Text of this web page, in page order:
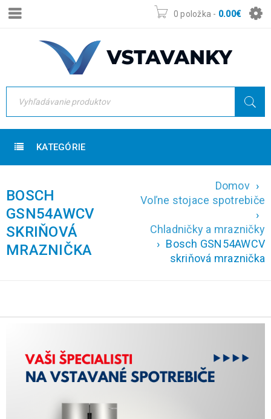
0 položka - 0.00€
KATEGÓRIE
BOSCH
GSN54AWCV
SKRIŇOVÁ
MRAZNIČKA
Domov ›
Voľne stojace spotrebiče
›
Chladničky a mrazničky
› Bosch GSN54AWCV
skriňová mraznička